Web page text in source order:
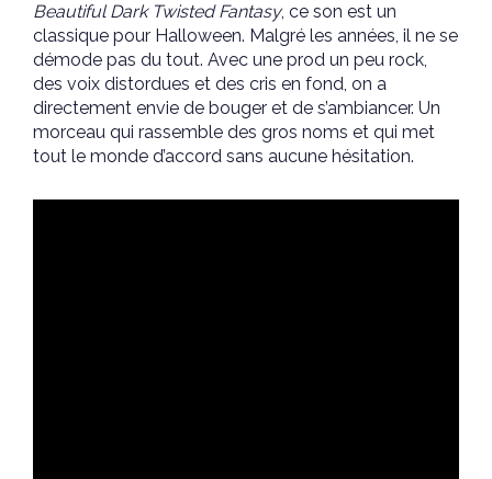
Beautiful Dark Twisted Fantasy, ce son est un
classique pour Halloween. Malgré les années, il ne se
démode pas du tout. Avec une prod un peu rock,
des voix distordues et des cris en fond, on a
directement envie de bouger et de s’ambiancer. Un
morceau qui rassemble des gros noms et qui met
tout le monde d’accord sans aucune hésitation.